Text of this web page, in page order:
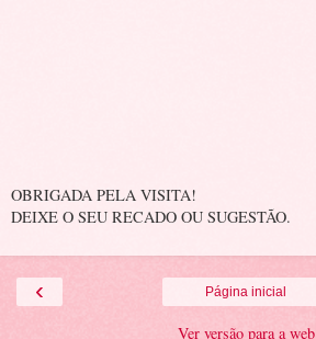
OBRIGADA PELA VISITA!
DEIXE O SEU RECADO OU SUGESTÃO.
‹ Página inicial
Ver versão para a web